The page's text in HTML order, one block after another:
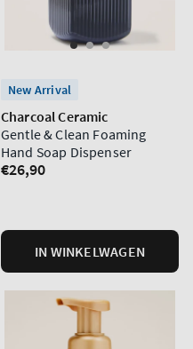
New Arrival
Charcoal Ceramic
Gentle & Clean Foaming
Hand Soap Dispenser
Normale
€26,90
IN WINKELWAGEN